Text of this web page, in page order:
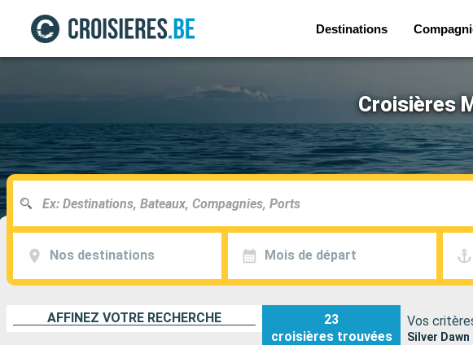
Destinations
Croisières
Nos destinations Mois de départ
AFFINEZ VOTRE RECHERCHE
23
croisières trouvées
Vos
Silver